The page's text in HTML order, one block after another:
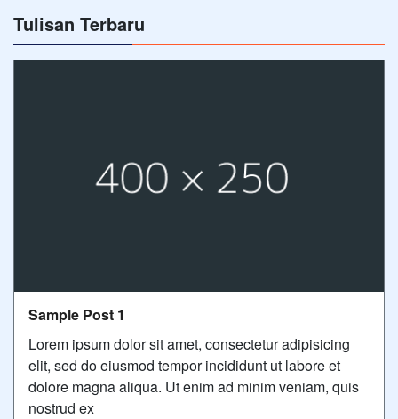
Tulisan Terbaru
Sample Post 1
Lorem ipsum dolor sit amet, consectetur adipisicing
elit, sed do eiusmod tempor incididunt ut labore et
dolore magna aliqua. Ut enim ad minim veniam, quis
nostrud ex